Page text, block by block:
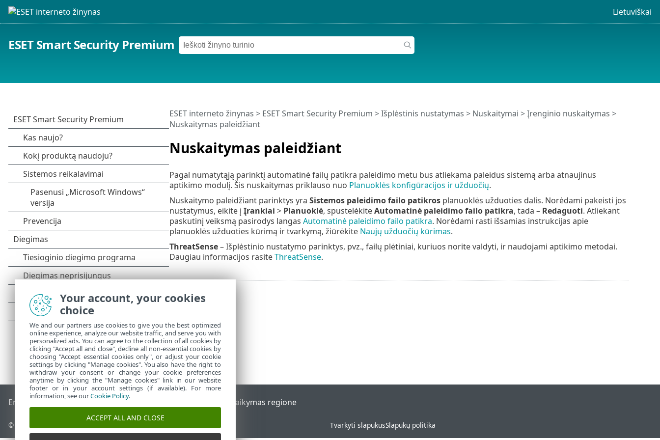
Lietuviškai
ESET Smart Security Premium
Nuskaitymas paleidžiant
ESET interneto žinynas > ESET Smart Security Premium >Išplėstinis nustatymas > Nuskaitymai >Įrenginio nuskaitymas >
Nuskaitymas paleidžiant
Pagal numatytąją parinktį automatinė failų patikra paleidimo metu bus atliekama paleidus sistemą arba atnaujinus
aptikimo modulį. Šis nuskaitymas priklauso nuo Planuoklės konfigūracijos ir užduočių.
Nuskaitymo paleidžiant parinktys yra Sistemos paleidimo failo patikrosplanuoklės užduoties dalis. Norėdami pakeisti jos
nustatymus, eikite į Įrankiai > Planuoklė, spustelėkiteAutomatinė paleidimo failo patikra, tada – Redaguoti. Atliekant
paskutinį veiksmą pasirodys langas Automatinė paleidimo failo patikra. Norėdami rasti išsamias instrukcijas apie
planuoklės užduoties kūrimą ir tvarkymą, žiūrėkite Naujų užduočių kūrimas.
ThreatSense– Išplėstinio nustatymo parinktys, pvz., failų plėtiniai, kuriuos norite valdyti, ir naudojami aptikimo metodai.
Daugiau informacijos rasiteThreatSense.
End of Life ESET žinių bazė ESET forumas Palaikymas regione
© 1992 - 2025 ESET, spol. s r.o. - Visos teisės saugomos. Tvarkyti slapukusSlapukų politika
Your account, your cookies
choice
We and our partners use cookies to give you the best optimized
online experience, analyze our website traffic, and serve you with
personalized ads. You can agree to the collection of all cookies by
clicking "Accept all and close", decline all non-essential cookies by
choosing "Accept essential cookies only", or adjust your cookie
settings by clicking "Manage cookies". You also have the right to
withdraw your consent or change your cookie preferences
anytime by clicking the "Manage cookies" link in our website
footer or in your account settings (if available). For more
information, see ourCookie Policy.
ACCEPT ALL AND CLOSE